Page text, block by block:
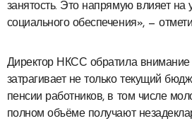
занятость. Это напрямую влияет на
социального обеспечения», —
Директор НКСС обратила внимание
затрагивает не только текущий
пенсии работников, в том числе
полном объёме получают